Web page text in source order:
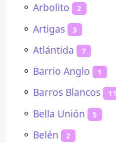
⚬ Arbolito 2
⚬ Artigas 3
⚬ Atlántida 7
⚬ Barrio Anglo 1
⚬ Barros Blancos 11
⚬ Bella Unión 5
⚬ Belén 2